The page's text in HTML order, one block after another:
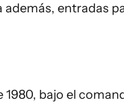
además, entradas
1980, bajo el